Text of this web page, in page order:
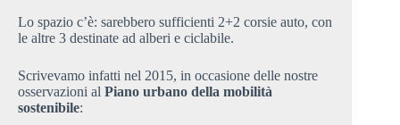
Lo spazio c’è: sarebbero sufficienti 2+2 corsie auto, con
le altre 3 destinate ad alberi e ciclabile.
Scrivevamo infatti nel 2015, in occasione delle nostre
osservazioni al Piano urbano della mobilità
sostenibile: